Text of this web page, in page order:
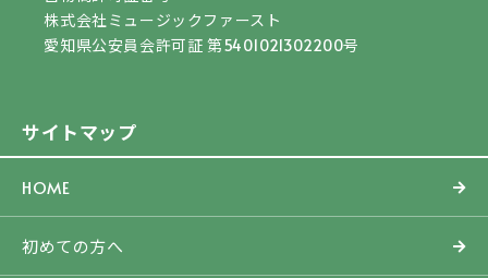
サイトマップ
HOME
初めての方へ
株式会社ミュージックファースト
愛知県公安員会許可証 第5401021302200号